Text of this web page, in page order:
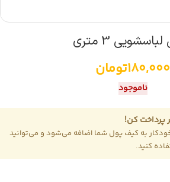
3 متری
180,000تومان
ناموجود
پرداخت کن!
به کیف پول شما اضافه می‌شود و می‌توانید
کنید.